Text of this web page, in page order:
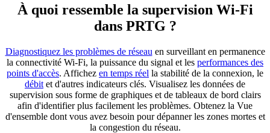
À quoi ressemble la supervision Wi-Fi
dans PRTG ?
Diagnostiquez les problèmes de réseau en surveillant en permanence
la connectivité Wi-Fi, la puissance du signal et les performances des
points d'accès. Affichez en temps réel la stabilité de la connexion, le
débit et d'autres indicateurs clés. Visualisez les données de
supervision sous forme de graphiques et de tableaux de bord clairs
afin d'identifier plus facilement les problèmes. Obtenez la Vue
d'ensemble dont vous avez besoin pour dépanner les zones mortes et
la congestion du réseau.